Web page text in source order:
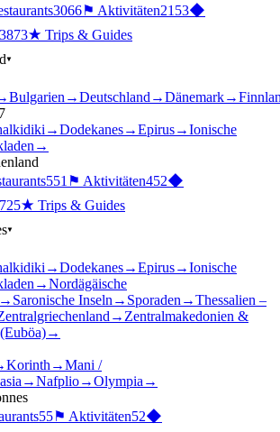
3066⚑ Aktivitäten2153◆
3873★ Trips & Guides
▾
Bulgarien →Deutschland →Dänemark→
7
→Dodekanes→Epirus→Ionische
→
551 ⚑ Aktivitäten452◆
725★ Trips & Guides
▾
→Dodekanes→Epirus→Ionische
→Nordägäische
→ Saronische Inseln → Sporaden →Thessalien –
→ Zentralmakedonien &
→
Korinth →Mani /
→Nafplio→Olympia →
55⚑ Aktivitäten52◆